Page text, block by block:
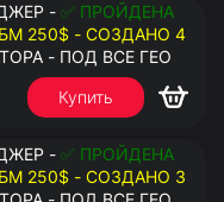
- ✅ ПРОЙДЕНА
250$ - СОЗДАНО 4
- ПОД ВСЕ ГЕО
Купить
- ✅ ПРОЙДЕНА
250$ - СОЗДАНО 3